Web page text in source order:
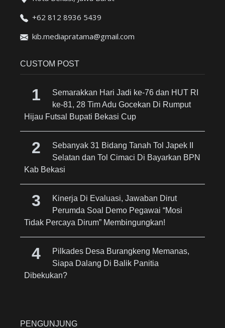
+62 812 8936 5439
kib.mediapratama@gmail.com
CUSTOM POST
Semarakkan Hari Jadi ke-76 dan HUT RI
ke-81, 28 Tim Adu Gocekan Di Rumput
Hijau Futsal Bupati Bekasi Cup
Sebanyak 31 Bidang Tanah Tol Japek II
Selatan dan Tol Cimaci Di Bayarkan BPN
Kab Bekasi
Kinerja Di Evaluasi, Jawaban Dirut
Perumda Soal Demo Pegawai “Mosi
Tidak Percaya Dirum” Membingungkan!
Pilkades Desa Burangkeng Memanas,
Siapa Dalang Di Balik Panitia
Dibekukan?
PENGUNJUNG